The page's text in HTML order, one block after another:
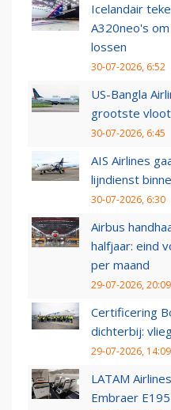
Icelandair
A320neo's
lossen
30-07-2026, 6:52
US-Bangla
grootste
30-07-2026, 6:45
AIS Airlines
lijndienst
30-07-2026, 6:30
Airbus
halfjaar: eind
per maand
29-07-2026, 20:09
Certificering
dichterbij:
29-07-2026, 14:09
LATAM
Embraer